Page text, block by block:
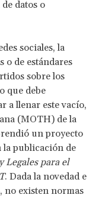
datos o
sociales, la
o de estándares
sobre los
que debe
a llenar este vacío,
(MOTH) de la
un proyecto
publicación de
Legales para el
. Dada la novedad e
no existen normas